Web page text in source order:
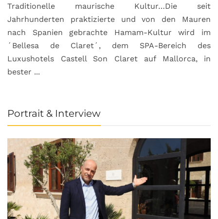
Traditionelle maurische Kultur…Die seit
Jahrhunderten praktizierte und von den Mauren
nach Spanien gebrachte Hamam-Kultur wird im
´Bellesa de Claret´, dem SPA-Bereich des
Luxushotels Castell Son Claret auf Mallorca, in
bester ...
Portrait & Interview